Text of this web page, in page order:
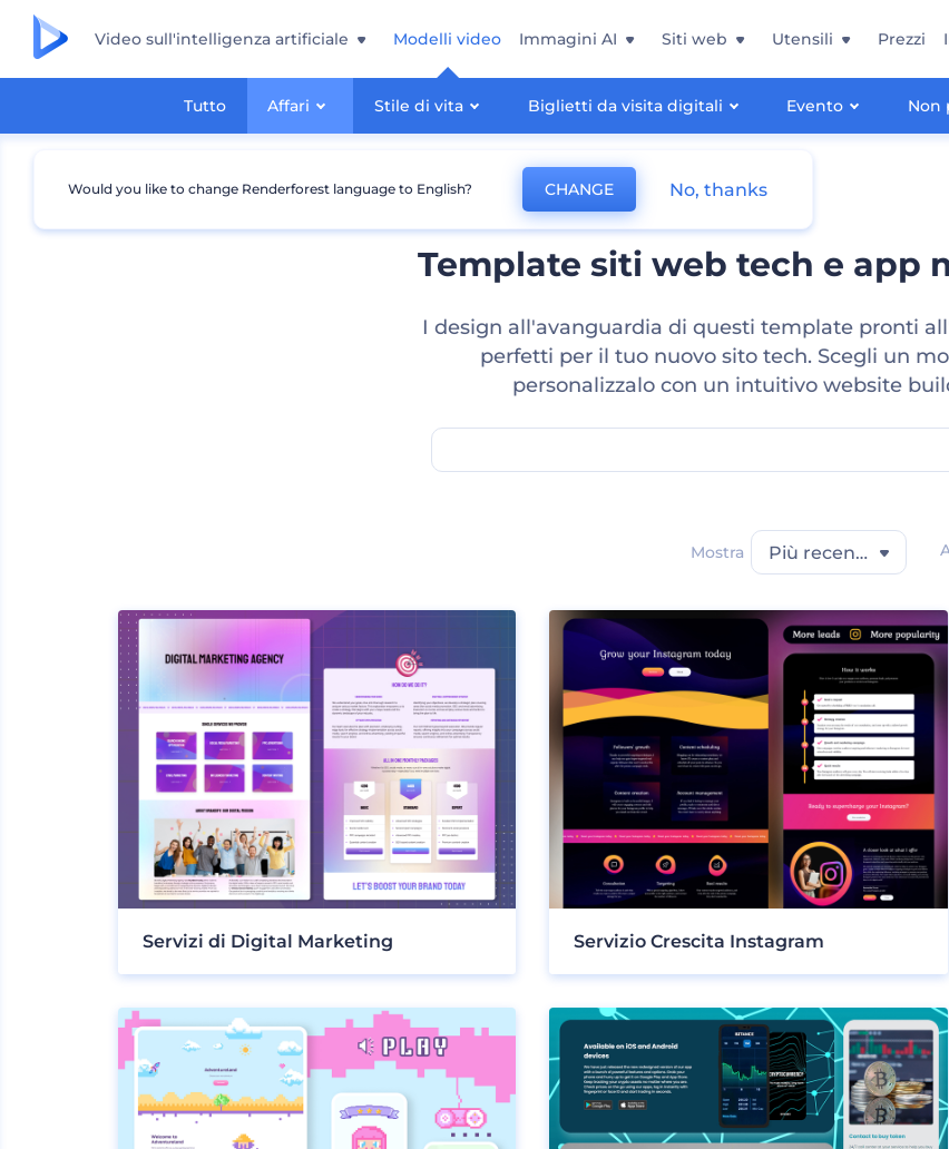
Video sull'intelligenza artificiale Modelli video
Tutto Affari Stile di vita Biglietti da visita digitali Evento Non
Immagini AI Siti web Utensili Prezzi
Template siti web tech e app
I design all'avanguardia di questi template pronti
perfetti per il tuo nuovo sito tech. Scegli un
personalizzalo con un intuitivo website
Mostra Più recente
Servizi di Digital Marketing Servizio Crescita Instagram
Would you like to change Renderforest language to English? CHANGE No, thanks